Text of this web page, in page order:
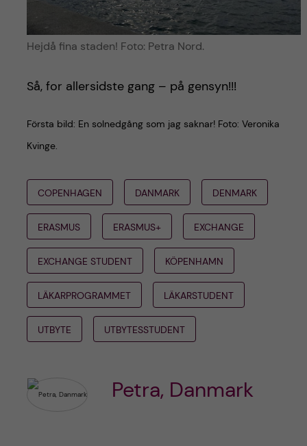
Hejdå fina staden! Foto: Petra Nord.
Så, for allersidste gang – på gensyn!!!
Första bild: En solnedgång som jag saknar! Foto: Veronika
Kvinge.
COPENHAGEN DANMARK DENMARK
ERASMUS ERASMUS+ EXCHANGE
EXCHANGE STUDENT KÖPENHAMN
LÄKARPROGRAMMET LÄKARSTUDENT
UTBYTE UTBYTESSTUDENT
Petra, Danmark